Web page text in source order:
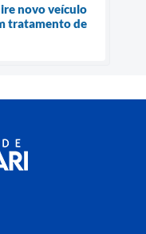
novo veículo
tratamento de